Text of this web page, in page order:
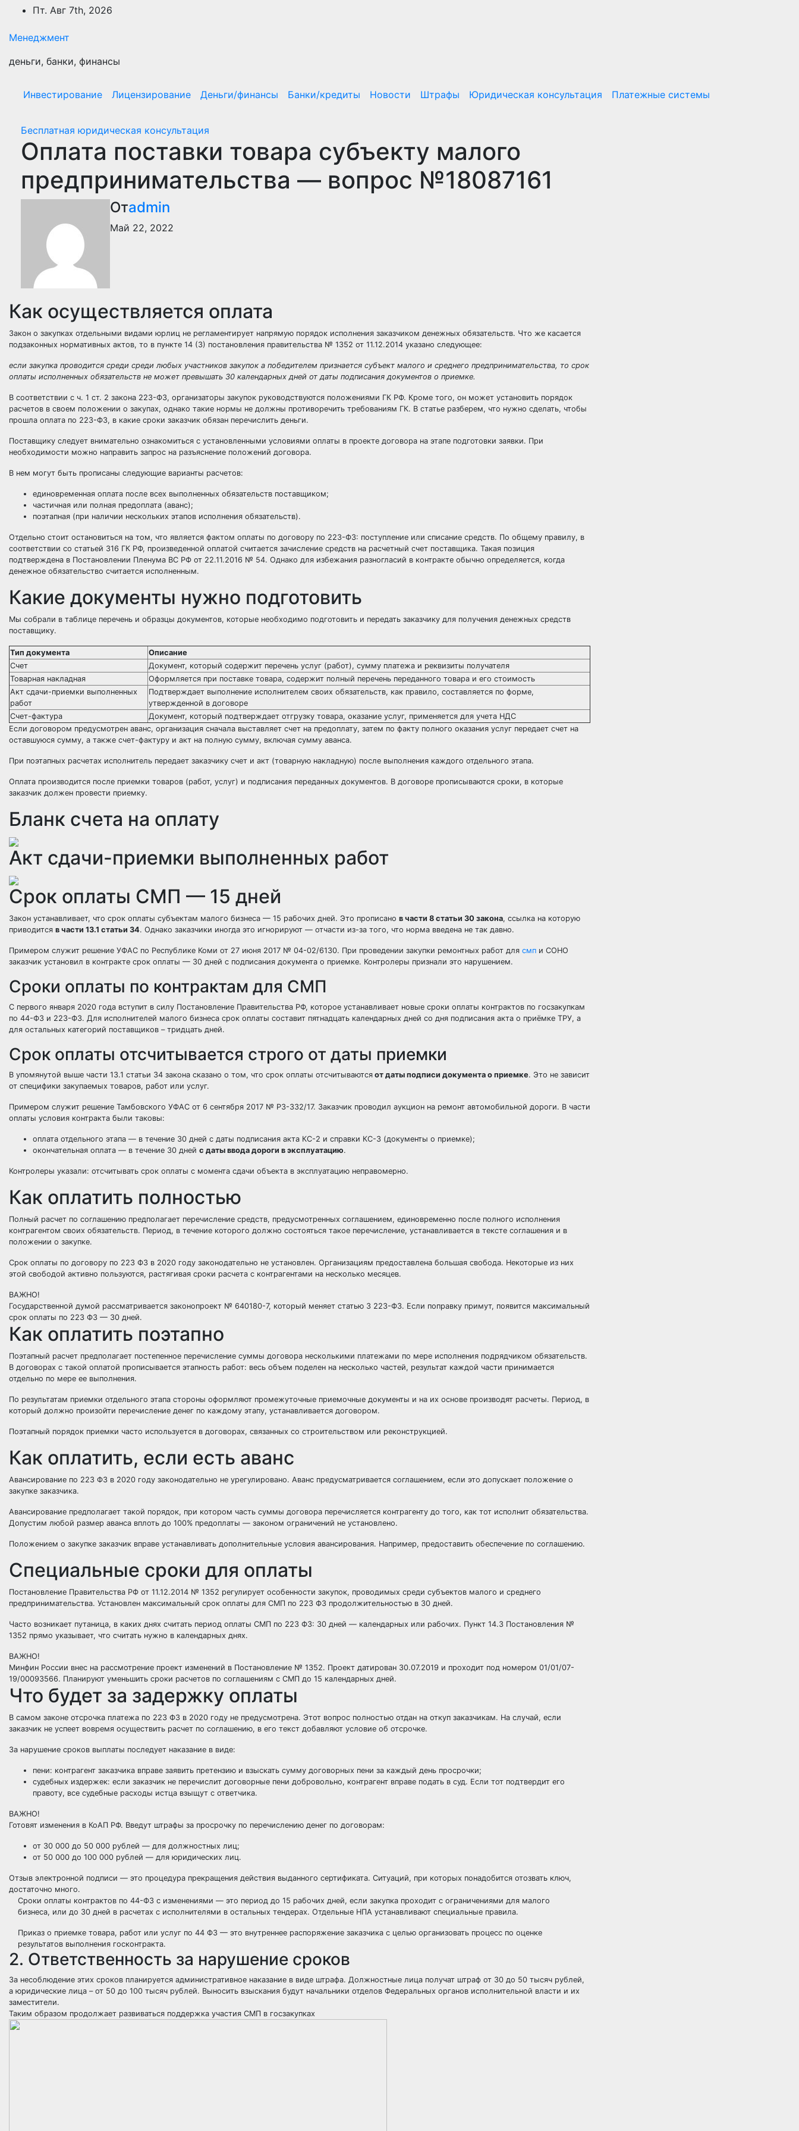
Перейти
содержимому
Пт. Авг 7th, 2026
Менеджмент
деньги, банки, финансы
Инвестирование Лицензирование Деньги/финансы Банки/кредиты Новости Штрафы Юридическая консультация Платежные системы
Бесплатная юридическая консультация
Оплата поставки товара субъекту малого
предпринимательства — вопрос №18087161
Отadmin
Май 22, 2022
Как осуществляется оплата
Закон о закупках отдельными видами юрлиц не регламентирует напрямую порядок исполнения заказчиком денежных обязательств. Что же касается
подзаконных нормативных актов, то в пункте 14 (3) постановления правительства № 1352 от 11.12.2014 указано следующее:
если закупка проводится среди среди любых участников закупок а победителем признается субъект малого и среднего предпринимательства, то срок
оплаты исполненных обязательств не может превышать 30 календарных дней от даты подписания документов о приемке.
В соответствии с ч. 1 ст. 2 закона 223-ФЗ, организаторы закупок руководствуются положениями ГК РФ. Кроме того, он может установить порядок
расчетов в своем положении о закупах, однако такие нормы не должны противоречить требованиям ГК. В статье разберем, что нужно сделать, чтобы
прошла оплата по 223-ФЗ, в какие сроки заказчик обязан перечислить деньги.
Поставщику следует внимательно ознакомиться с установленными условиями оплаты в проекте договора на этапе подготовки заявки. При
необходимости можно направить запрос на разъяснение положений договора.
В нем могут быть прописаны следующие варианты расчетов:
единовременная оплата после всех выполненных обязательств поставщиком;
частичная или полная предоплата (аванс);
поэтапная (при наличии нескольких этапов исполнения обязательств).
Отдельно стоит остановиться на том, что является фактом оплаты по договору по 223-ФЗ: поступление или списание средств. По общему правилу, в
соответствии со статьей 316 ГК РФ, произведенной оплатой считается зачисление средств на расчетный счет поставщика. Такая позиция
подтверждена в Постановлении Пленума ВС РФ от 22.11.2016 № 54. Однако для избежания разногласий в контракте обычно определяется, когда
денежное обязательство считается исполненным.
Какие документы нужно подготовить
Мы собрали в таблице перечень и образцы документов, которые необходимо подготовить и передать заказчику для получения денежных средств
поставщику.
Тип документа
Описание
Счет
Документ, который содержит перечень услуг (работ), сумму платежа и реквизиты получателя
Товарная накладная
Оформляется при поставке товара, содержит полный перечень переданного товара и его стоимость
Акт сдачи-приемки выполненных
работ
Подтверждает выполнение исполнителем своих обязательств, как правило, составляется по форме,
утвержденной в договоре
Счет-фактура
Документ, который подтверждает отгрузку товара, оказание услуг, применяется для учета НДС
Если договором предусмотрен аванс, организация сначала выставляет счет на предоплату, затем по факту полного оказания услуг передает счет на
оставшуюся сумму, а также счет-фактуру и акт на полную сумму, включая сумму аванса.
При поэтапных расчетах исполнитель передает заказчику счет и акт (товарную накладную) после выполнения каждого отдельного этапа.
Оплата производится после приемки товаров (работ, услуг) и подписания переданных документов. В договоре прописываются сроки, в которые
заказчик должен провести приемку.
Бланк счета на оплату
Акт сдачи-приемки выполненных работ
Срок оплаты СМП — 15 дней
Закон устанавливает, что срок оплаты субъектам малого бизнеса — 15 рабочих дней. Это прописано в части 8 статьи 30 закона, ссылка на которую
приводится в части 13.1 статьи 34. Однако заказчики иногда это игнорируют — отчасти из-за того, что норма введена не так давно.
Примером служит решение УФАС по Республике Коми от 27 июня 2017 № 04-02/6130. При проведении закупки ремонтных работ для смп и СОНО
заказчик установил в контракте срок оплаты — 30 дней с подписания документа о приемке. Контролеры признали это нарушением.
Сроки оплаты по контрактам для СМП
С первого января 2020 года вступит в силу Постановление Правительства РФ, которое устанавливает новые сроки оплаты контрактов по госзакупкам
по 44-ФЗ и 223-ФЗ. Для исполнителей малого бизнеса срок оплаты составит пятнадцать календарных дней со дня подписания акта о приёмке ТРУ, а
для остальных категорий поставщиков – тридцать дней.
Срок оплаты отсчитывается строго от даты приемки
В упомянутой выше части 13.1 статьи 34 закона сказано о том, что срок оплаты отсчитываются от даты подписи документа о приемке. Это не зависит
от специфики закупаемых товаров, работ или услуг.
Примером служит решение Тамбовского УФАС от 6 сентября 2017 № РЗ-332/17. Заказчик проводил аукцион на ремонт автомобильной дороги. В части
оплаты условия контракта были таковы:
оплата отдельного этапа — в течение 30 дней с даты подписания акта КС-2 и справки КС-3 (документы о приемке);
окончательная оплата — в течение 30 дней с даты ввода дороги в эксплуатацию.
Контролеры указали: отсчитывать срок оплаты с момента сдачи объекта в эксплуатацию неправомерно.
Как оплатить полностью
Полный расчет по соглашению предполагает перечисление средств, предусмотренных соглашением, единовременно после полного исполнения
контрагентом своих обязательств. Период, в течение которого должно состояться такое перечисление, устанавливается в тексте соглашения и в
положении о закупке.
Срок оплаты по договору по 223 ФЗ в 2020 году законодательно не установлен. Организациям предоставлена большая свобода. Некоторые из них
этой свободой активно пользуются, растягивая сроки расчета с контрагентами на несколько месяцев.
ВАЖНО!
Государственной думой рассматривается законопроект № 640180-7, который меняет статью 3 223-ФЗ. Если поправку примут, появится максимальный
срок оплаты по 223 ФЗ — 30 дней.
Как оплатить поэтапно
Поэтапный расчет предполагает постепенное перечисление суммы договора несколькими платежами по мере исполнения подрядчиком обязательств.
В договорах с такой оплатой прописывается этапность работ: весь объем поделен на несколько частей, результат каждой части принимается
отдельно по мере ее выполнения.
По результатам приемки отдельного этапа стороны оформляют промежуточные приемочные документы и на их основе производят расчеты. Период, в
который должно произойти перечисление денег по каждому этапу, устанавливается договором.
Поэтапный порядок приемки часто используется в договорах, связанных со строительством или реконструкцией.
Как оплатить, если есть аванс
Авансирование по 223 ФЗ в 2020 году законодательно не урегулировано. Аванс предусматривается соглашением, если это допускает положение о
закупке заказчика.
Авансирование предполагает такой порядок, при котором часть суммы договора перечисляется контрагенту до того, как тот исполнит обязательства.
Допустим любой размер аванса вплоть до 100% предоплаты — законом ограничений не установлено.
Положением о закупке заказчик вправе устанавливать дополнительные условия авансирования. Например, предоставить обеспечение по соглашению.
Специальные сроки для оплаты
Постановление Правительства РФ от 11.12.2014 № 1352 регулирует особенности закупок, проводимых среди субъектов малого и среднего
предпринимательства. Установлен максимальный срок оплаты для СМП по 223 ФЗ продолжительностью в 30 дней.
Часто возникает путаница, в каких днях считать период оплаты СМП по 223 ФЗ: 30 дней — календарных или рабочих. Пункт 14.3 Постановления №
1352 прямо указывает, что считать нужно в календарных днях.
ВАЖНО!
Минфин России внес на рассмотрение проект изменений в Постановление № 1352. Проект датирован 30.07.2019 и проходит под номером 01/01/07-
19/00093566. Планируют уменьшить сроки расчетов по соглашениям с СМП до 15 календарных дней.
Что будет за задержку оплаты
В самом законе отсрочка платежа по 223 ФЗ в 2020 году не предусмотрена. Этот вопрос полностью отдан на откуп заказчикам. На случай, если
заказчик не успеет вовремя осуществить расчет по соглашению, в его текст добавляют условие об отсрочке.
За нарушение сроков выплаты последует наказание в виде:
пени: контрагент заказчика вправе заявить претензию и взыскать сумму договорных пени за каждый день просрочки;
судебных издержек: если заказчик не перечислит договорные пени добровольно, контрагент вправе подать в суд. Если тот подтвердит его
правоту, все судебные расходы истца взыщут с ответчика.
ВАЖНО!
Готовят изменения в КоАП РФ. Введут штрафы за просрочку по перечислению денег по договорам:
от 30 000 до 50 000 рублей — для должностных лиц;
от 50 000 до 100 000 рублей — для юридических лиц.
Отзыв электронной подписи — это процедура прекращения действия выданного сертификата. Ситуаций, при которых понадобится отозвать ключ,
достаточно много.
Сроки оплаты контрактов по 44-ФЗ с изменениями — это период до 15 рабочих дней, если закупка проходит с ограничениями для малого
бизнеса, или до 30 дней в расчетах с исполнителями в остальных тендерах. Отдельные НПА устанавливают специальные правила.
Приказ о приемке товара, работ или услуг по 44 ФЗ — это внутреннее распоряжение заказчика с целью организовать процесс по оценке
результатов выполнения госконтракта.
2. Ответственность за нарушение сроков
За несоблюдение этих сроков планируется административное наказание в виде штрафа. Должностные лица получат штраф от 30 до 50 тысяч рублей,
а юридические лица – от 50 до 100 тысяч рублей. Выносить взыскания будут начальники отделов Федеральных органов исполнительной власти и их
заместители.
Таким образом продолжает развиваться поддержка участия СМП в госзакупках